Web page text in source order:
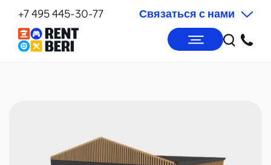
+7 495 445-30-77 Связаться с нами